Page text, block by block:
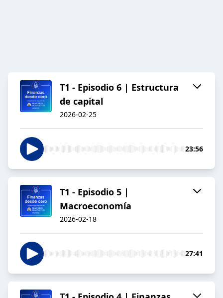
T1 - Episodio 6 | Estructura
de capital
2026-02-25
23:56
T1 - Episodio 5 |
Macroeconomía
2026-02-18
27:41